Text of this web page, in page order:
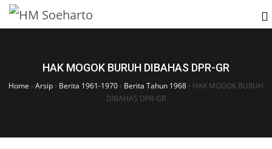
HAK MOGOK BURUH DIBAHAS DPR-GR
Home › Arsip › Berita 1961-1970 › Berita Tahun 1968 › HAK MOGOK BURUH
DIBAHAS DPR-GR